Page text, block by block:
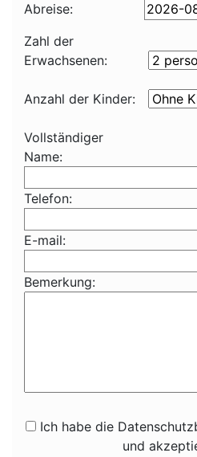
Abreise:
Zahl der
Erwachsenen:
Anzahl der Kinder:
Vollständiger
Name:
Telefon:
E-mail:
Bemerkung:
Ich habe die
und